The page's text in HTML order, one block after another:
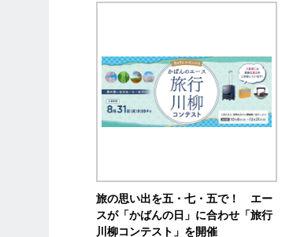
旅の思い出を五・七・五で！ エー
スが「かばんの日」に合わせ「旅行
川柳コンテスト」を開催